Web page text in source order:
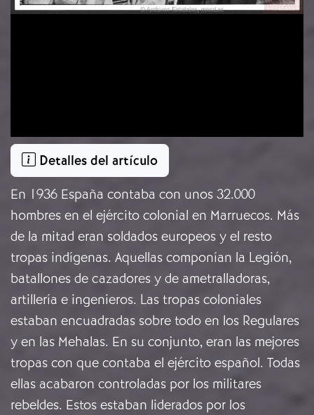
Detalles del artículo
En 1936 España contaba con unos 32.000
hombres en el ejército colonial en Marruecos. Más
de la mitad eran soldados europeos y el resto
tropas indígenas. Aquellas componían la Legión,
batallones de cazadores y de ametralladoras,
artillería e ingenieros. Las tropas coloniales
estaban encuadradas sobre todo en los Regulares
y en las Mehalas. En su conjunto, eran las mejores
tropas con que contaba el ejército español. Todas
ellas acabaron controladas por los militares
rebeldes. Estos estaban liderados por los